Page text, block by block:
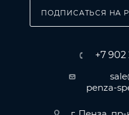
ПОДПИСАТЬСЯ НА
+7
penza-